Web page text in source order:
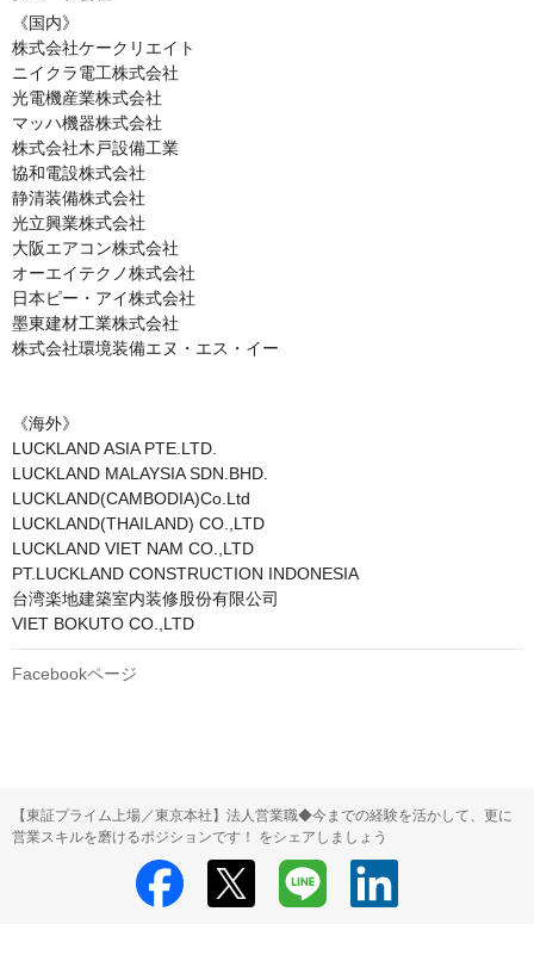
《国内》
株式会社ケークリエイト
ニイクラ電工株式会社
光電機産業株式会社
マッハ機器株式会社
株式会社木戸設備工業
協和電設株式会社
静清装備株式会社
光立興業株式会社
大阪エアコン株式会社
オーエイテクノ株式会社
日本ピー・アイ株式会社
墨東建材工業株式会社
株式会社環境装備エヌ・エス・イー
《海外》
LUCKLAND ASIA PTE.LTD.
LUCKLAND MALAYSIA SDN.BHD.
LUCKLAND(CAMBODIA)Co.Ltd
LUCKLAND(THAILAND) CO.,LTD
LUCKLAND VIET NAM CO.,LTD
PT.LUCKLAND CONSTRUCTION INDONESIA
台湾楽地建築室内装修股份有限公司
VIET BOKUTO CO.,LTD
Facebookページ
【東証プライム上場／東京本社】法人営業職◆今までの経験を活かして、更に
営業スキルを磨けるポジションです！ をシェアしましょう